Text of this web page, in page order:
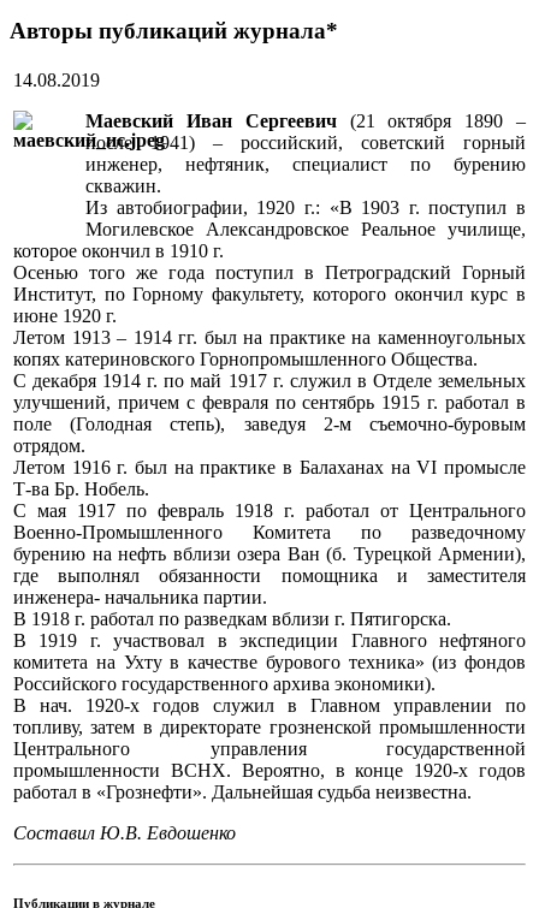
Авторы публикаций журнала*
14.08.2019
Маевский Иван Сергеевич(21 октября 1890 –
после 1941) – российский, советский горный
инженер, нефтяник, специалист по бурению
скважин.
Из автобиографии, 1920 г.: «В 1903 г. поступил в
Могилевское Александровское Реальное училище,
которое окончил в 1910 г.
Осенью того же года поступил в Петроградский Горный
Институт, по Горному факультету, которого окончил курс в
июне 1920 г.
Летом 1913 – 1914 гг. был на практике на каменноугольных
копях катериновского Горнопромышленного Общества.
С декабря 1914 г. по май 1917 г. служил в Отделе земельных
улучшений, причем с февраля по сентябрь 1915 г. работал в
поле (Голодная степь), заведуя 2-м съемочно-буровым
отрядом.
Летом 1916 г. был на практике в Балаханах на VI промысле
Т-ва Бр. Нобель.
С мая 1917 по февраль 1918 г. работал от Центрального
Военно-Промышленного Комитета по разведочному
бурению на нефть вблизи озера Ван (б. Турецкой Армении),
где выполнял обязанности помощника и заместителя
инженера- начальника партии.
В 1918 г. работал по разведкам вблизи г. Пятигорска.
В 1919 г. участвовал в экспедиции Главного нефтяного
комитета на Ухту в качестве бурового техника» (из фондов
Российского государственного архива экономики).
В нач. 1920-х годов служил в Главном управлении по
топливу, затем в директорате грозненской промышленности
Центрального управления государственной
промышленности ВСНХ. Вероятно, в конце 1920-х годов
работал в «Грознефти». Дальнейшая судьба неизвестна.
Составил Ю.В. Евдошенко
Публикации в журнале